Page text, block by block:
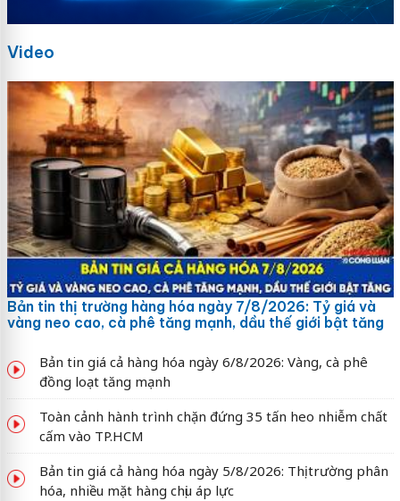
Video
Bản tin thị trường hàng hóa ngày 7/8/2026: Tỷ giá và
vàng neo cao, cà phê tăng mạnh, dầu thế giới bật tăng
Bản tin giá cả hàng hóa ngày 6/8/2026: Vàng, cà phê
đồng loạt tăng mạnh
Toàn cảnh hành trình chặn đứng 35 tấn heo nhiễm chất
cấm vào TP.HCM
Bản tin giá cả hàng hóa ngày 5/8/2026: Thị trường phân
hóa, nhiều mặt hàng chịu áp lực